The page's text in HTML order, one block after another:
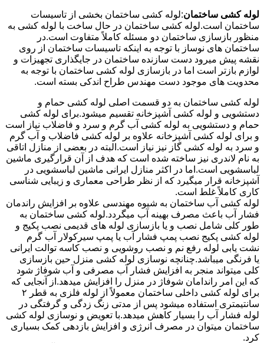
لوله کشی ساختمان:لوله کشی ساختمان بخشی از تاسیسات
ساختمان است.لوله کشی ساختمان در حال ساخت با لوله کشی به
منظور بازسازی ساختمان دو مسئله کاملاً متفاوت است.در
ساختمان های نوساز با توجه به اینکه تاسیسات ساختمان از روی
نقشه پیش میرود دست سازنده ساختمان در جایگذاری تجهیزات و
لوازم بازتر است اما در بازسازی لوله کشی ساختمان با توجه به
محدویت های موجود دست مهندس طراح اندکی بسته است.
لوله کشی ساختمان به دو قسمت اصلی لوله کشی حمام و
دستشویی و لوله کشی آشپزخانه تقسیم میشود.برای لوله کشی
حمام و دستشویی به لوله کشی آب گرم و سرد و فاضلاب نیاز است
و برای لوله کشی آشپزخانه علاوه بر لوله کشی فاضلاب و آب گرم
و سرد به لوله کشی گاز نیز نیاز است.البته در بعضی از منازل اتاقی
به نام لاندری نیز ساخته شده است که هدف از آن قرارگیری ماشین
لباسشویی است.اما در اکثر منازل ایرانی ماشین لباسشویی در
آشپزخانه قرار میگیرد که از نظر طراحی معماری و زیبایی شناسی
کاری کاملاً غلط است.
لوله کشی آب ساختمان به شیوه مهندسی علاوه بر افزایش راندمان
فشار آب باعث مصرف بهینه آب میگردد.لوله کشی ساختمان به
طور کلی شامل نصب و یا بازسازی لوله های قدیمی نصب پکیج و
لوله کشی پکیج نصب پمپ فشار آب یا پمپ سیرکولار آب گرم
نشت یابی لوله رفع نم و نصب روشویی و نصب کاسه توالت ایرانی
یا فرنگی میباشد.چنانچه نوسازی لوله کشی منزل حین بازسازی
کلی میتواند منجر به افزایش فشار آب مصرفی و آب شوفاژ شود
که این امر راندامان شوفاژ در منزل را افزایش میدهد.از آنجایی که
برای لوله کشی داخلی ساختمان معمولاً از لوله فلزی به قطر ۲
سانتیمتری استفاده میشود پس از مدتی زنگ زدگی و گرفتگی در
لوله فشار آب را بسیار کاهش میدهد.با تعویض و نوسازی لوله کشی
ساختمان میتوان در مصرف انرژی و افزایش بازدهی کمک بسیاری
کرد.